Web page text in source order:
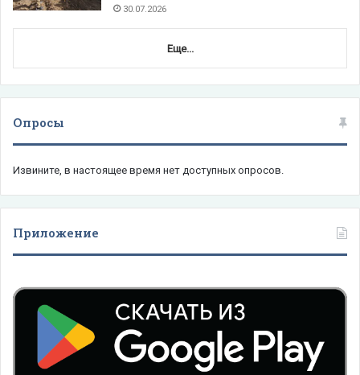
30.07.2026
Еще...
Опросы
Извините, в настоящее время нет доступных опросов.
Приложение